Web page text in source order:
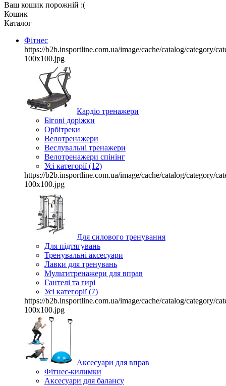
Ваш кошик порожній :(
Кошик
Каталог
Фітнес
https://b2b.insportline.com.ua/image/cache/catalog/category/
100x100.jpg
Кардіо тренажери
Бігові доріжки
Орбітреки
Велотренажери
Веслувальні тренажери
Велотренажери спінінг
Усі категорії (12)
https://b2b.insportline.com.ua/image/cache/catalog/category/
100x100.jpg
Для силового тренування
Для підтягувань
Тренувальні аксесуари
Лавки для тренувань
Мультитренажери для вправ
Гантелі та гирі
Усі категорії (7)
https://b2b.insportline.com.ua/image/cache/catalog/category/
100x100.jpg
Аксесуари для вправ
Фітнес-килимки
Аксесуари для балансу